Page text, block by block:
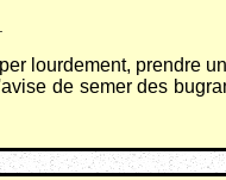
lourdement, prendre
de semer des